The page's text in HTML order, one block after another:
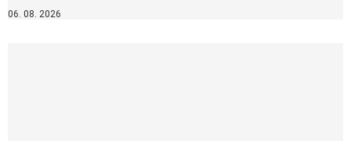
06. 08. 2026